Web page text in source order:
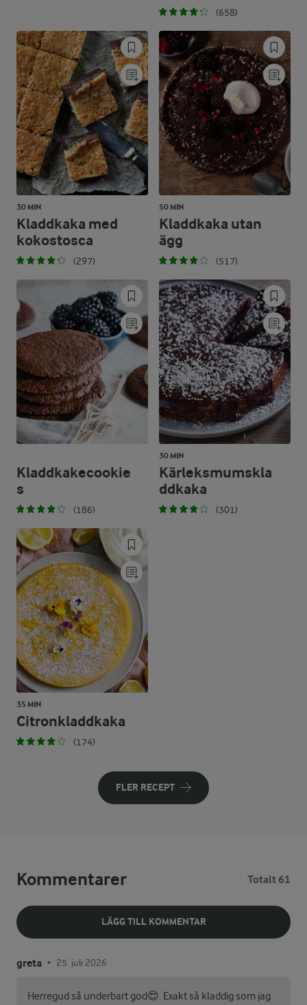
(658)
30 MIN
Kladdkaka med
kokostosca
(297)
50 MIN
Kladdkaka utan
ägg
(517)
Kladdkakecookie
s
(186)
30 MIN
Kärleksmumskla
ddkaka
(301)
35 MIN
Citronkladdkaka
(174)
FLER RECEPT
Kommentarer Totalt 61
LÄGG TILL KOMMENTAR
greta • 25. juli 2026
Herregud så underbart god😍. Exakt så kladdig som jag